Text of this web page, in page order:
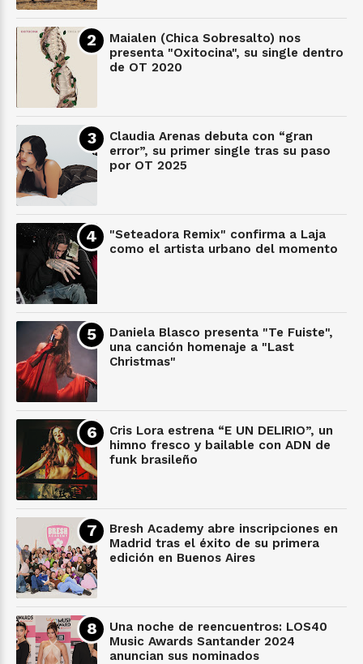
Maialen (Chica Sobresalto) nos
presenta "Oxitocina", su single dentro
de OT 2020
Claudia Arenas debuta con “gran
error”, su primer single tras su paso
por OT 2025
"Seteadora Remix" confirma a Laja
como el artista urbano del momento
Daniela Blasco presenta "Te Fuiste",
una canción homenaje a "Last
Christmas"
Cris Lora estrena “E UN DELIRIO”, un
himno fresco y bailable con ADN de
funk brasileño
Bresh Academy abre inscripciones en
Madrid tras el éxito de su primera
edición en Buenos Aires
Una noche de reencuentros: LOS40
Music Awards Santander 2024
anuncian sus nominados